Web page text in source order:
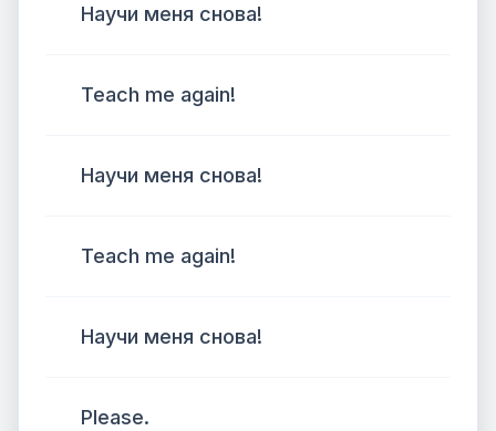
Научи меня снова!
Teach me again!
Научи меня снова!
Teach me again!
Научи меня снова!
Please.